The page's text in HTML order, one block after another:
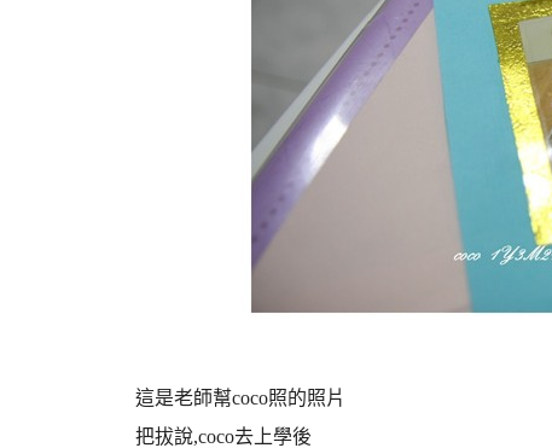
這是老師幫coco照的照片
把拔說,coco去上學後